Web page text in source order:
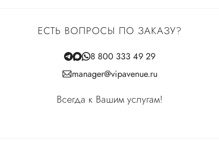
ЕСТЬ ВОПРОСЫ ПО ЗАКАЗУ?
8 800 333 49 29
manager@vipavenue.ru
Всегда к Вашим услугам!